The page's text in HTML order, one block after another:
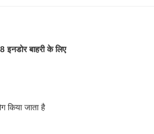
बाहरी के लिए
किया जाता है